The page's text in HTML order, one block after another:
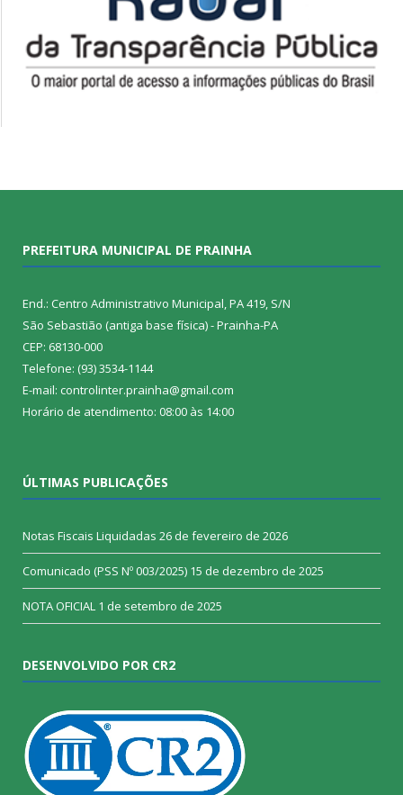
PREFEITURA MUNICIPAL DE PRAINHA
End.: Centro Administrativo Municipal, PA 419, S/N
São Sebastião (antiga base física) - Prainha-PA
CEP: 68130-000
Telefone: (93) 3534-1144
E-mail: controlinter.prainha@gmail.com
Horário de atendimento: 08:00 às 14:00
ÚLTIMAS PUBLICAÇÕES
Notas Fiscais Liquidadas 26 de fevereiro de 2026
Comunicado (PSS Nº 003/2025) 15 de dezembro de 2025
NOTA OFICIAL 1 de setembro de 2025
DESENVOLVIDO POR CR2